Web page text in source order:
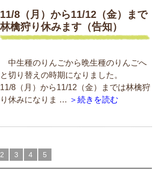
11/8（月）から11/12（金）まで
林檎狩り休みます（告知）
中生種のりんごから晩生種のりんごへ
と切り替えの時期になりました。
11/8（月）から11/12（金）までは林檎狩
り休みになりま … ＞続きを読む
2 3 4 5